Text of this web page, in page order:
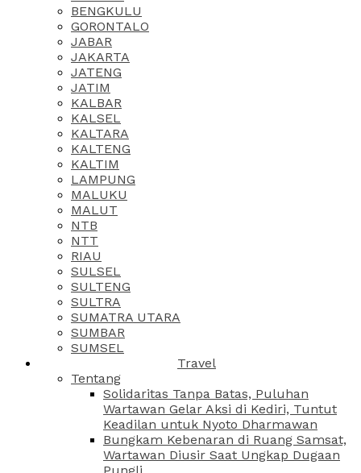
BENGKULU
GORONTALO
JABAR
JAKARTA
JATENG
JATIM
KALBAR
KALSEL
KALTARA
KALTENG
KALTIM
LAMPUNG
MALUKU
MALUT
NTB
NTT
RIAU
SULSEL
SULTENG
SULTRA
SUMATRA UTARA
SUMBAR
SUMSEL
Travel
Tentang
Solidaritas Tanpa Batas, Puluhan
Wartawan Gelar Aksi di Kediri, Tuntut
Keadilan untuk Nyoto Dharmawan
Bungkam Kebenaran di Ruang Samsat,
Wartawan Diusir Saat Ungkap Dugaan